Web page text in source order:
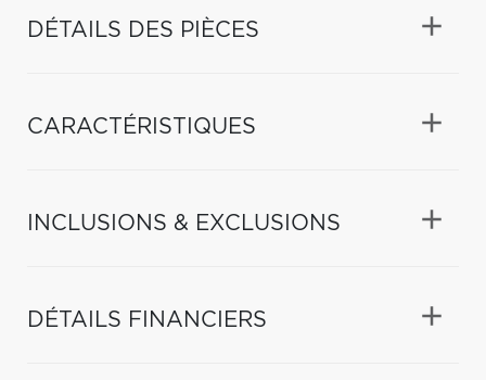
DÉTAILS DES PIÈCES
CARACTÉRISTIQUES
INCLUSIONS & EXCLUSIONS
DÉTAILS FINANCIERS